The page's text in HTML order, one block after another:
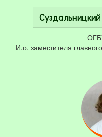
И.о. заместителя